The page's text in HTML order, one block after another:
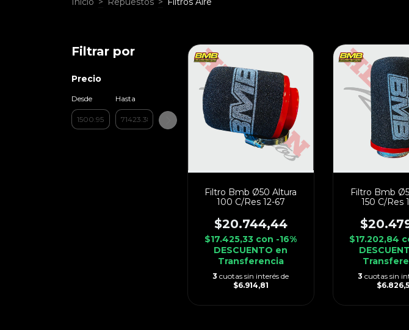
Filtrar por
Precio
Desde Hasta
Filtro Bmb Ø50 Altura
100 C/Res 12-67
$20.744,44
$17.425,33 con -16%
DESCUENTO en
Transferencia
3 cuotas sin interés de
$6.914,81
Filtro Bmb
150 C/Res
$17.202,84
3 cuotas sin